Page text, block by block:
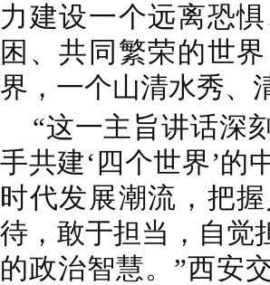
力建设一个远离恐
困、共同繁荣的世
界，一个山清水秀、
“这一主旨讲话深
手共建‘四个世界’的
时代发展潮流，把
待，敢于担当，自觉
的政治智慧。”西安